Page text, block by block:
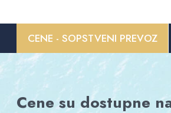
CENE - SOPSTVENI PREVOZ
Cene su dostupne